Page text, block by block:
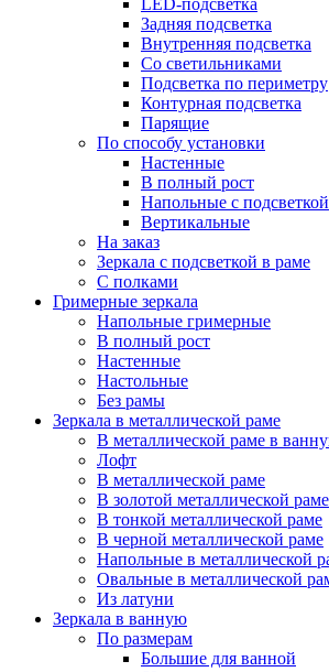
LED-подсветка
Задняя подсветка
Внутренняя подсветка
Со светильниками
Подсветка по периметру
Контурная подсветка
Парящие
По способу установки
Настенные
В полный рост
Напольные с подсветкой
Вертикальные
На заказ
Зеркала с подсветкой в раме
С полками
Гримерные зеркала
Напольные гримерные
В полный рост
Настенные
Настольные
Без рамы
Зеркала в металлической раме
В металлической раме в
Лофт
В металлической раме
В золотой металлической раме
В тонкой металлической раме
В черной металлической раме
Напольные в металлической
Овальные в металлической
Из латуни
Зеркала в ванную
По размерам
Большие для ванной